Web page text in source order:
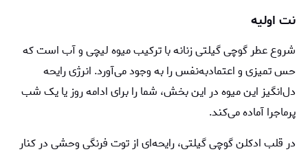
نت اولیه
شروع عطر گوچی گیلتی زنانه با ترکیب میوه لیچی و آب است که
حس تمیزی و اعتمادبه‌نفس را به وجود می‌آورد. انرژی رایحه
دل‌انگیز این میوه در این بخش، شما را برای ادامه روز یا یک شب
پرماجرا آماده می‌کند.
در قلب ادکلن گوچی گیلتی، رایحه‌ای از توت فرنگی وحشی در کنار